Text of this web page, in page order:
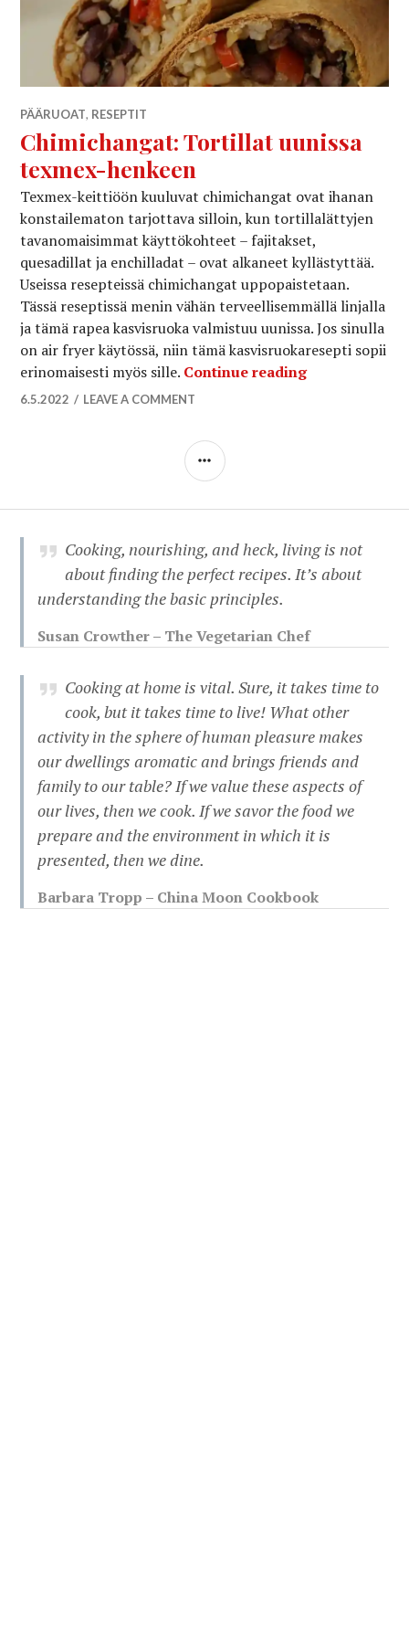
PÄÄRUOAT, RESEPTIT
Chimichangat: Tortillat uunissa
texmex-henkeen
Texmex-keittiöön kuuluvat chimichangat ovat ihanan
konstailematon tarjottava silloin, kun tortillalättyjen
tavanomaisimmat käyttökohteet – fajitakset,
quesadillat ja enchilladat – ovat alkaneet kyllästyttää.
Useissa resepteissä chimichangat uppopaistetaan.
Tässä reseptissä menin vähän terveellisemmällä linjalla
ja tämä rapea kasvisruoka valmistuu uunissa. Jos sinulla
on air fryer käytössä, niin tämä kasvisruokaresepti sopii
erinomaisesti myös sille. Continue reading
6.5.2022 LEAVE A COMMENT
SIDEBAR
Cooking, nourishing, and heck, living is not
about finding the perfect recipes. It’s about
understanding the basic principles.
Susan Crowther – The Vegetarian Chef
Cooking at home is vital. Sure, it takes time to
cook, but it takes time to live! What other
activity in the sphere of human pleasure makes
our dwellings aromatic and brings friends and
family to our table? If we value these aspects of
our lives, then we cook. If we savor the food we
prepare and the environment in which it is
presented, then we dine.
Barbara Tropp – China Moon Cookbook